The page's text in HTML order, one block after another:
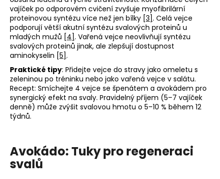
vajíček po odporovém cvičení zvyšuje myofibrilární
proteinovou syntézu více než jen bílky [3]. Celá vejce
podporují větší akutní syntézu svalových proteinů u
mladých mužů [4]. Vařená vejce neovlivňují syntézu
svalových proteinů jinak, ale zlepšují dostupnost
aminokyselin [5].
Praktické tipy: Přidejte vejce do stravy jako omeletu s
zeleninou po tréninku nebo jako vařená vejce v salátu.
Recept: Smíchejte 4 vejce se špenátem a avokádem pro
synergický efekt na svaly. Pravidelný příjem (5–7 vajíček
denně) může zvýšit svalovou hmotu o 5–10 % během 12
týdnů.
Avokádo: Tuky pro regeneraci
svalů